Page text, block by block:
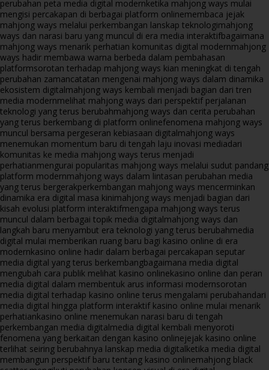
perubahan peta media digital modernketika mahjong ways mulai
mengisi percakapan di berbagai platform onlinemembaca jejak
mahjong ways melalui perkembangan lanskap teknologimahjong
ways dan narasi baru yang muncul di era media interaktifbagaimana
mahjong ways menarik perhatian komunitas digital modernmahjong
ways hadir membawa warna berbeda dalam pembahasan
platformsorotan terhadap mahjong ways kian meningkat di tengah
perubahan zamancatatan mengenai mahjong ways dalam dinamika
ekosistem digitalmahjong ways kembali menjadi bagian dari tren
media modernmelihat mahjong ways dari perspektif perjalanan
teknologi yang terus berubahmahjong ways dan cerita perubahan
yang terus berkembang di platform onlinefenomena mahjong ways
muncul bersama pergeseran kebiasaan digitalmahjong ways
menemukan momentum baru di tengah laju inovasi mediadari
komunitas ke media mahjong ways terus menjadi
perhatianmengurai popularitas mahjong ways melalui sudut pandang
platform modernmahjong ways dalam lintasan perubahan media
yang terus bergerakperkembangan mahjong ways mencerminkan
dinamika era digital masa kinimahjong ways menjadi bagian dari
kisah evolusi platform interaktifmengapa mahjong ways terus
muncul dalam berbagai topik media digitalmahjong ways dan
langkah baru menyambut era teknologi yang terus berubahmedia
digital mulai memberikan ruang baru bagi kasino online di era
modernkasino online hadir dalam berbagai percakapan seputar
media digital yang terus berkembangbagaimana media digital
mengubah cara publik melihat kasino onlinekasino online dan peran
media digital dalam membentuk arus informasi modernsorotan
media digital terhadap kasino online terus mengalami perubahandari
media digital hingga platform interaktif kasino online mulai menarik
perhatiankasino online menemukan narasi baru di tengah
perkembangan media digitalmedia digital kembali menyoroti
fenomena yang berkaitan dengan kasino onlinejejak kasino online
terlihat seiring berubahnya lanskap media digitalketika media digital
membangun perspektif baru tentang kasino onlinemahjong black